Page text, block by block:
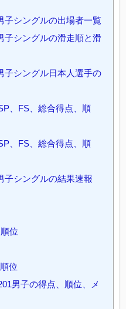
子シングルの出場者一覧
子シングルの滑走順と滑
子シングル日本人選手の
、FS、総合得点、順
、FS、総合得点、順
子シングルの結果速報
位
位
男子の得点、順位、メ